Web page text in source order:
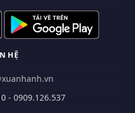
HỆ
- 0909.126.537